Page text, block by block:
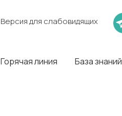
Версия для слабовидящих
Горячая линия База знаний